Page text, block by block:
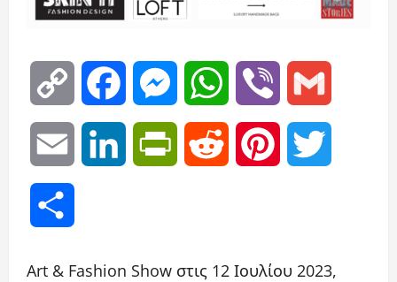
Copy
Link
Facebook MessengerWhatsAppViber
Email LinkedIn PrintFriendly
Reddit Pinterest
Art & Fashion Show στις 12 Ιουλίου 2023,